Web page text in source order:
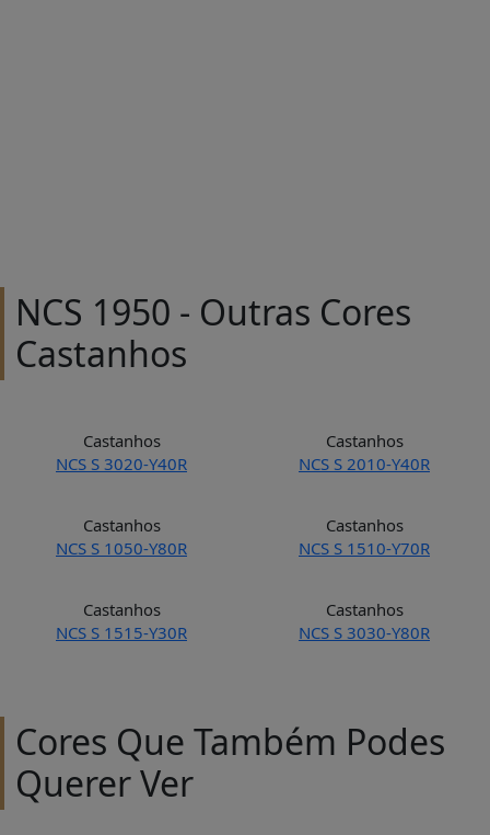
NCS 1950 - Outras Cores
Castanhos
Castanhos
NCS S 3020-Y40R
Castanhos
NCS S 2010-Y40R
Castanhos
NCS S 1050-Y80R
Castanhos
NCS S 1510-Y70R
Castanhos
NCS S 1515-Y30R
Castanhos
NCS S 3030-Y80R
Cores Que Também Podes
Querer Ver